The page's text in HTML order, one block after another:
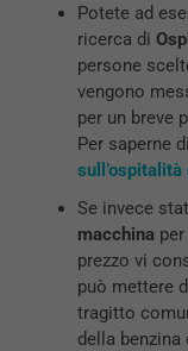
Potete ad
ricerca di
persone
vengono
per un breve
Per saperne
Se invece
macchina
prezzo vi
può mettere
tragitto
della benzina